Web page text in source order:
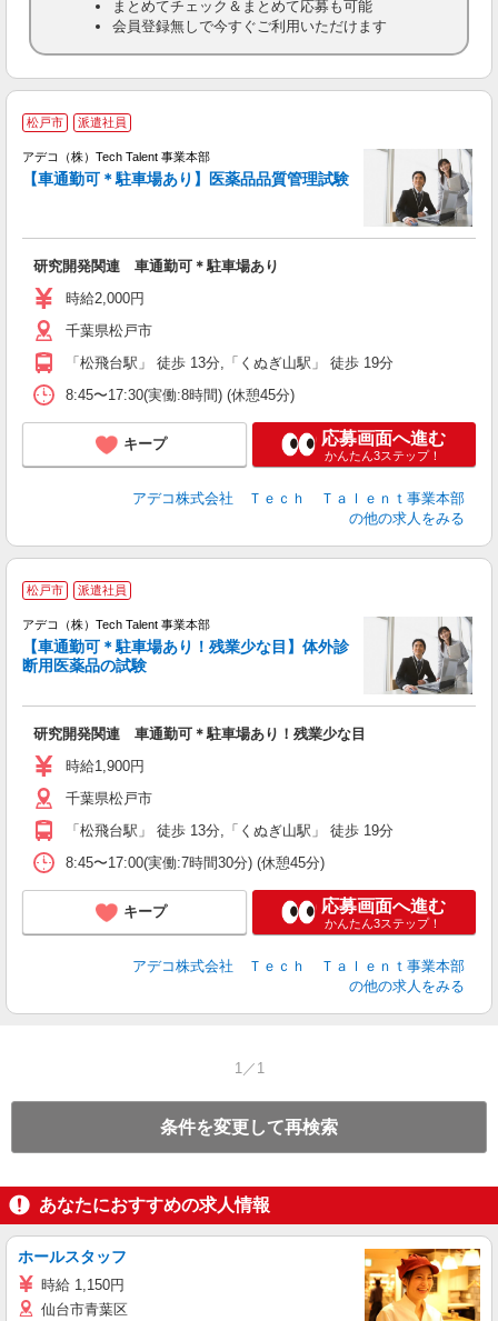
まとめてチェック＆まとめて応募も可能
会員登録無しで今すぐご利用いただけます
松戸市 派遣社員
アデコ（株）Tech Talent 事業本部
【車通勤可＊駐車場あり】医薬品品質管理試験
研究開発関連 車通勤可＊駐車場あり
時給2,000円
千葉県松戸市
「松飛台駅」 徒歩 13分,「くぬぎ山駅」 徒歩 19分
8:45〜17:30(実働:8時間) (休憩45分)
キープ 応募画面へ進む
かんたん3ステップ！
アデコ株式会社 Ｔｅｃｈ Ｔａｌｅｎｔ事業本部
の他の求人をみる
松戸市 派遣社員
アデコ（株）Tech Talent 事業本部
【車通勤可＊駐車場あり！残業少な目】体外診
断用医薬品の試験
研究開発関連 車通勤可＊駐車場あり！残業少な目
時給1,900円
千葉県松戸市
「松飛台駅」 徒歩 13分,「くぬぎ山駅」 徒歩 19分
8:45〜17:00(実働:7時間30分) (休憩45分)
キープ 応募画面へ進む
かんたん3ステップ！
アデコ株式会社 Ｔｅｃｈ Ｔａｌｅｎｔ事業本部
の他の求人をみる
1／1
条件を変更して再検索
あなたにおすすめの求人情報
ホールスタッフ
時給 1,150円
仙台市青葉区